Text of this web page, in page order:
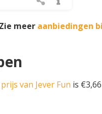
Zie meer aanbiedingen
prijs van Jever Fun is